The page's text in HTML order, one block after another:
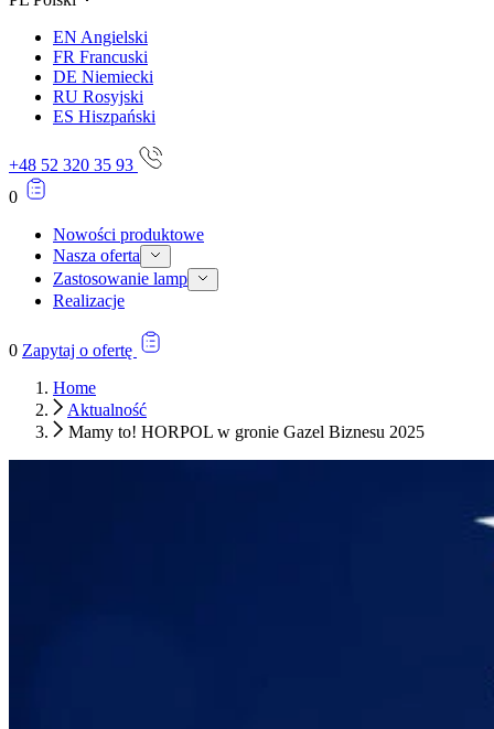
EN Angielski
FR Francuski
DE Niemiecki
RU Rosyjski
ES Hiszpański
+48 52 320 35 93
0
Nowości produktowe
Nasza oferta
Zastosowanie lamp
Realizacje
0 Zapytaj o ofertę
Home
Aktualność
Mamy to! HORPOL w gronie Gazel Biznesu 2025